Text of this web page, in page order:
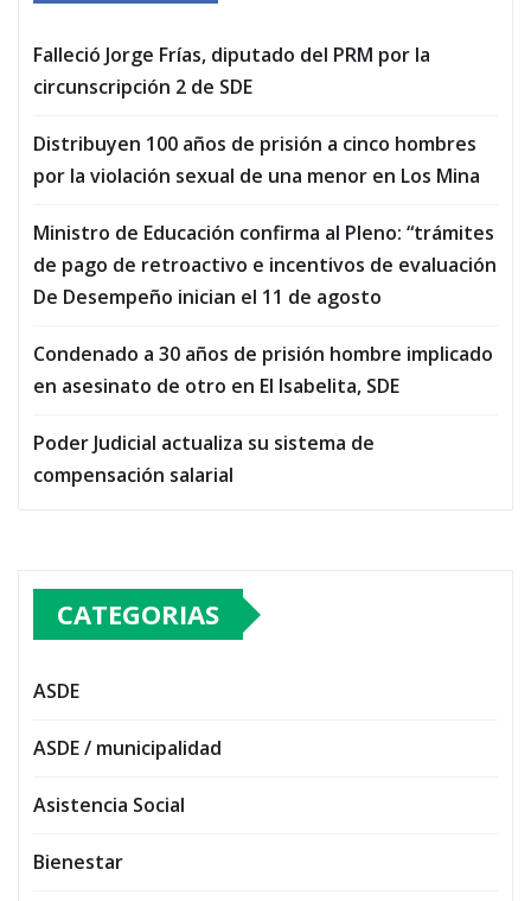
Falleció Jorge Frías, diputado del PRM por la
circunscripción 2 de SDE
Distribuyen 100 años de prisión a cinco hombres
por la violación sexual de una menor en Los Mina
Ministro de Educación confirma al Pleno: “trámites
de pago de retroactivo e incentivos de evaluación
De Desempeño inician el 11 de agosto
Condenado a 30 años de prisión hombre implicado
en asesinato de otro en El Isabelita, SDE
Poder Judicial actualiza su sistema de
compensación salarial
CATEGORIAS
ASDE
ASDE / municipalidad
Asistencia Social
Bienestar